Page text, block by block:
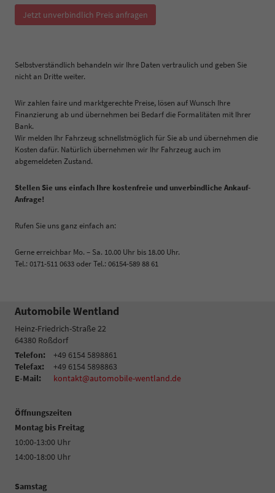
Jetzt unverbindlich Preis anfragen
Selbstverständlich behandeln wir Ihre Daten vertraulich und geben Sie
nicht an Dritte weiter.
Wir zahlen faire und marktgerechte Preise, lösen auf Wunsch Ihre
Finanzierung ab und übernehmen bei Bedarf die Formalitäten mit Ihrer
Bank.
Wir melden Ihr Fahrzeug schnellstmöglich für Sie ab und übernehmen die
Kosten dafür. Natürlich übernehmen wir Ihr Fahrzeug auch im
abgemeldeten Zustand.
Stellen Sie uns einfach Ihre kostenfreie und unverbindliche Ankauf-
Anfrage!
Rufen Sie uns ganz einfach an:
Gerne erreichbar Mo. – Sa. 10.00 Uhr bis 18.00 Uhr.
Tel.: 0171-511 0633 oder Tel.: 06154-589 88 61
Automobile Wentland
Heinz-Friedrich-Straße 22
64380 Roßdorf
Telefon:
+49 6154 5898861
Telefax:
+49 6154 5898863
E-Mail:
kontakt@automobile-wentland.de
Öffnungszeiten
Montag bis Freitag
10:00-13:00 Uhr
14:00-18:00 Uhr
Samstag